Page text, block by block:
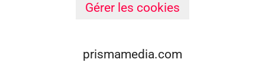
Gérer les cookies
prismamedia.com